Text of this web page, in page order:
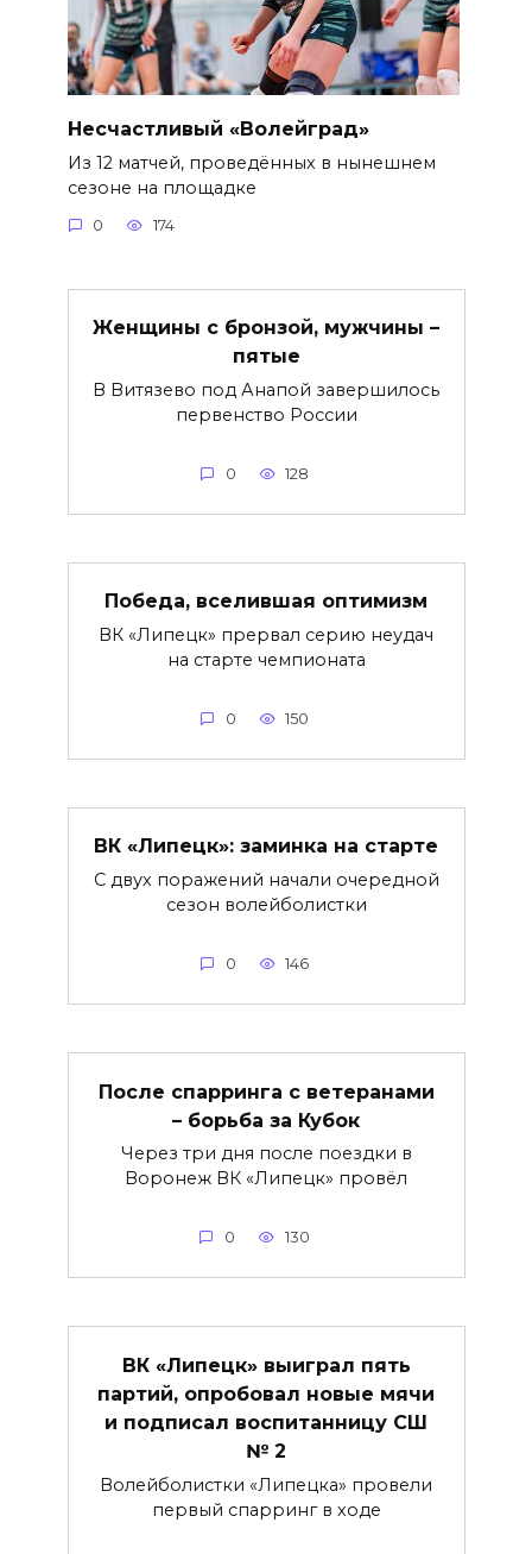
Несчастливый «Волейград»
Из 12 матчей, проведённых в нынешнем
сезоне на площадке
0 174
Женщины с бронзой, мужчины –
пятые
В Витязево под Анапой завершилось
первенство России
0 128
Победа, вселившая оптимизм
ВК «Липецк» прервал серию неудач
на старте чемпионата
0 150
ВК «Липецк»: заминка на старте
С двух поражений начали очередной
сезон волейболистки
0 146
После спарринга с ветеранами
– борьба за Кубок
Через три дня после поездки в
Воронеж ВК «Липецк» провёл
0 130
ВК «Липецк» выиграл пять
партий, опробовал новые мячи
и подписал воспитанницу СШ
№ 2
Волейболистки «Липецка» провели
первый спарринг в ходе